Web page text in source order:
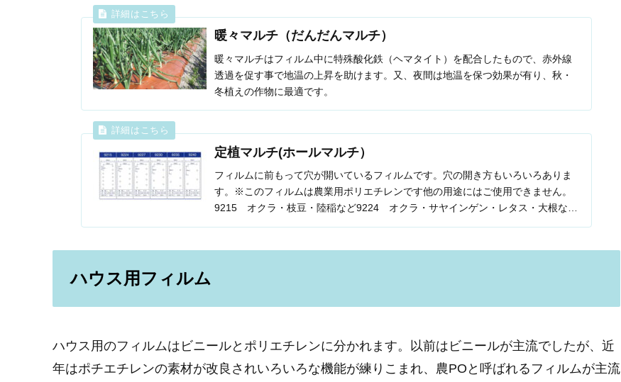
暖々マルチ（だんだんマルチ）
暖々マルチはフィルム中に特殊酸化鉄（ヘマタイト）を配合したもので、赤外線
透過を促す事で地温の上昇を助けます。又、夜間は地温を保つ効果が有り、秋・
冬植えの作物に最適です。
定植マルチ(ホールマルチ）
フィルムに前もって穴が開いているフィルムです。穴の開き方もいろいろありま
す。※このフィルムは農業用ポリエチレンです他の用途にはご使用できません。
9215 オクラ・枝豆・陸稲など9224 オクラ・サヤインゲン・レタス・大根など
ハウス用フィルム
ハウス用のフィルムはビニールとポリエチレンに分かれます。以前はビニールが主流でしたが、近
年はポチエチレンの素材が改良されいろいろな機能が練りこまれ、農POと呼ばれるフィルムが主流